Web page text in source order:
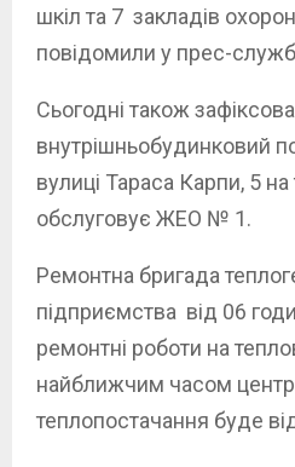
шкіл та 7 закладів
повідомили у прес-
Сьогодні також
внутрішньобудинковий
вулиці Тараса Карпи, 5 на
обслуговує ЖЕО № 1.
Ремонтна бригада
підприємства від 06
ремонтні роботи на
найближчим часом
теплопостачання буде